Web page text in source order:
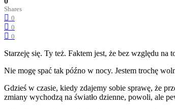
Shares
0
0
0
Starzeję się. Ty też. Faktem jest, że bez względu
Nie mogę spać tak późno w nocy. Jestem trochę
Gdzieś w czasie, kiedy zdajemy sobie sprawę, że
zmiany wychodzą na światło dzienne, powoli, ale